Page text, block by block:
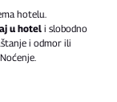
hotelu.
u hotel i slobodno
i odmor ili